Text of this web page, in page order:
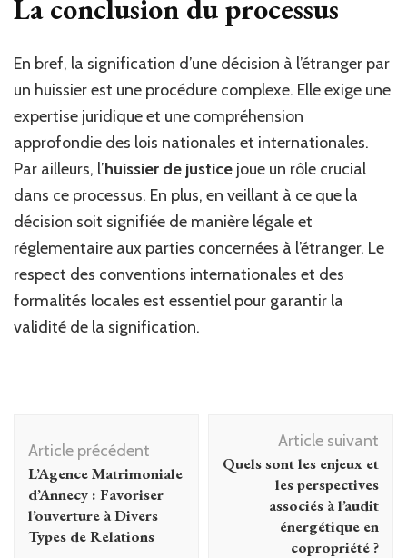
La conclusion du processus
En bref, la signification d’une décision à l’étranger par
un huissier est une procédure complexe. Elle exige une
expertise juridique et une compréhension
approfondie des lois nationales et internationales.
Par ailleurs, l’huissier de justice joue un rôle crucial
dans ce processus. En plus, en veillant à ce que la
décision soit signifiée de manière légale et
réglementaire aux parties concernées à l’étranger. Le
respect des conventions internationales et des
formalités locales est essentiel pour garantir la
validité de la signification.
d'article
Article précédent
L’Agence Matrimoniale
d’Annecy : Favoriser
l’ouverture à Divers
Types de Relations
Article suivant
Quels sont les enjeux et
les perspectives
associés à l’audit
énergétique en
copropriété ?